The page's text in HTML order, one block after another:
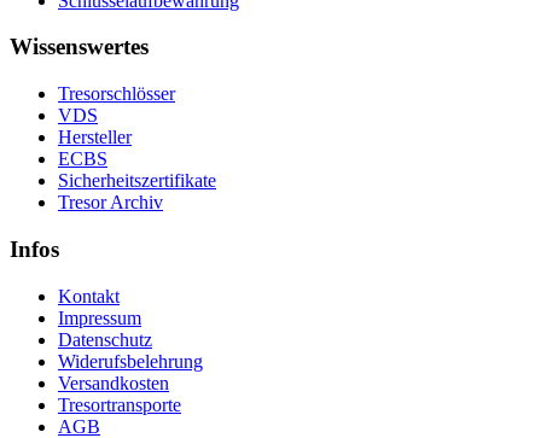
Wissenswertes
Tresorschlösser
VDS
Hersteller
ECBS
Sicherheitszertifikate
Tresor Archiv
Infos
Kontakt
Impressum
Datenschutz
Widerufsbelehrung
Versandkosten
Tresortransporte
AGB